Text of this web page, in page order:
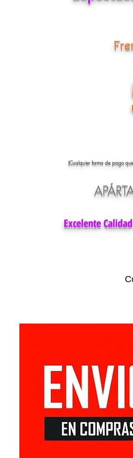
(Cualquier forma de pago
Excelente